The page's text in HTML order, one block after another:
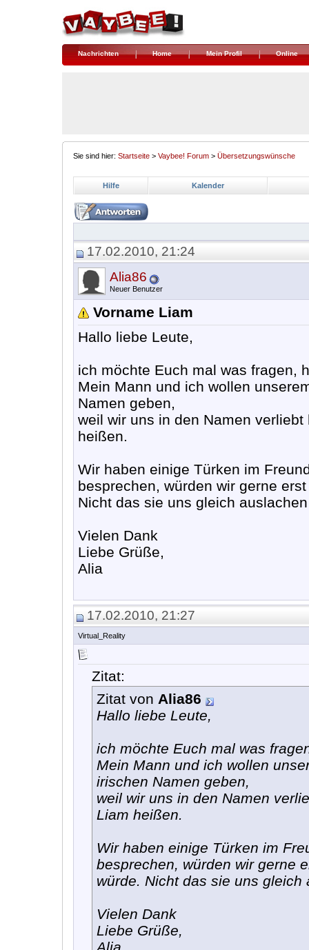
Nachrichten Home Mein Profil Online
Sie sind hier: Startseite > Vaybee! Forum > Übersetzungswünsche
Hilfe Kalender
17.02.2010, 21:24
Alia86
Neuer Benutzer
Vorname Liam
Hallo liebe Leute,
ich möchte Euch mal was fragen,
Mein Mann und ich wollen
Namen geben,
weil wir uns in den Namen
heißen.
Wir haben einige Türken im
besprechen, würden wir gerne
Nicht das sie uns gleich
Vielen Dank
Liebe Grüße,
Alia
17.02.2010, 21:27
Virtual_Reality
Zitat:
Zitat von Alia86
Hallo liebe Leute,
ich möchte Euch mal was
Mein Mann und ich wollen
irischen Namen geben,
weil wir uns in den Namen
Liam heißen.
Wir haben einige Türken im
besprechen, würden wir gerne
würde. Nicht das sie uns gleich
Vielen Dank
Liebe Grüße,